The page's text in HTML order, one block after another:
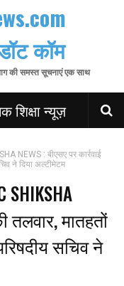
कॉम
की समस्त सूचनाएं एक साथ
शिक्षा न्यूज़
NEWS : बीएसए पर कार्रवाई
ने दिया अल्टीमेटम
SHIKSHA
तलवार, मातहतों
सचिव ने